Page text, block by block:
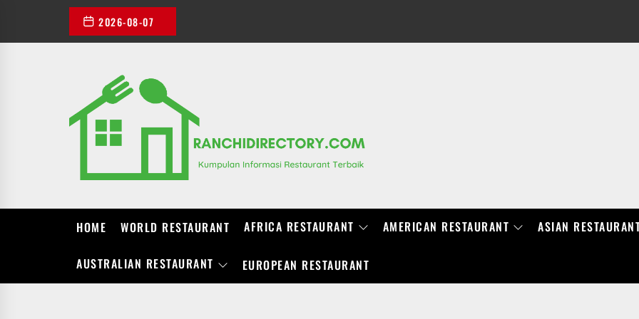
the
2026-08-07
HOME WORLD RESTAURANT AFRICA RESTAURANT AMERICAN RESTAURANT ASIAN
AUSTRALIAN RESTAURANT EUROPEAN RESTAURANT